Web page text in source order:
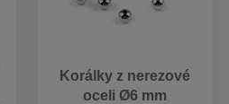
Korálky z nerezové
oceli Ø6 mm